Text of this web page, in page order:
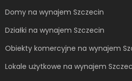
Domy na wynajem Szczecin
Działki na wynajem Szczecin
Obiekty komercyjne na wynajem
Lokale użytkowe na wynajem